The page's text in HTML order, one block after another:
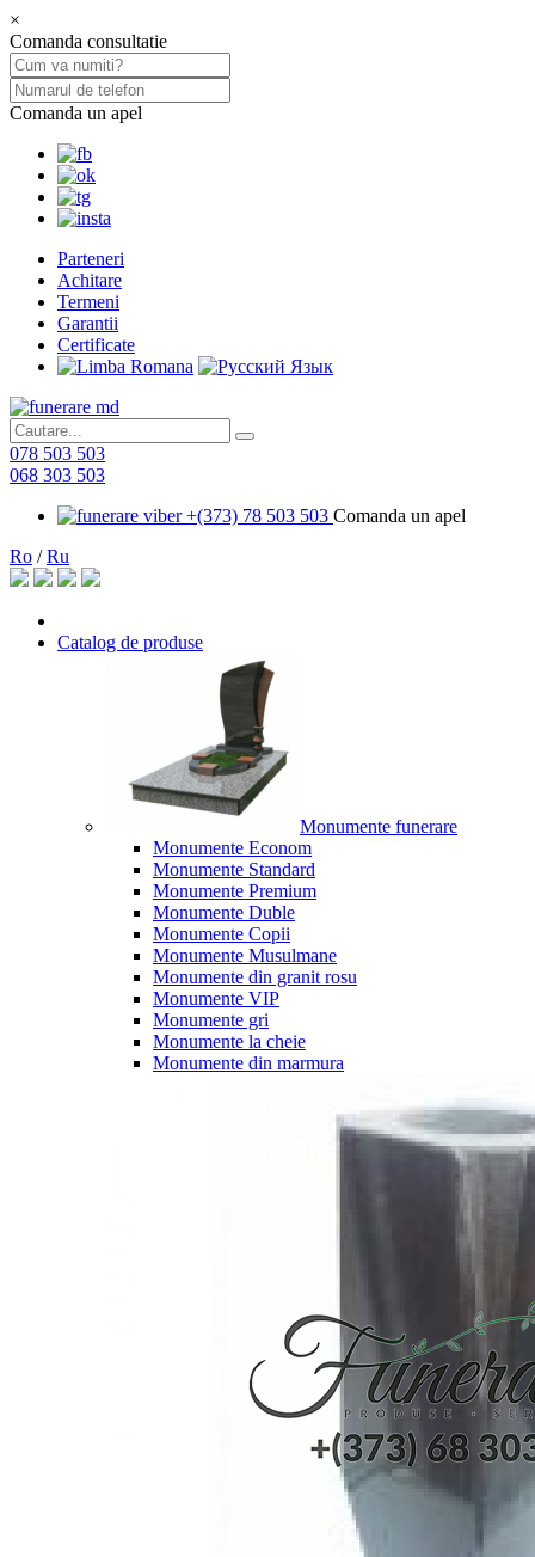
×
Comanda consultatie
Comanda un apel
Parteneri
Achitare
Termeni
Garantii
Certificate
078 503 503
068 303 503
+(373) 78 503 503 Comanda un apel
Ro /Ru
Catalog de produse
Monumente funerare
Monumente Econom
Monumente Standard
Monumente Premium
Monumente Duble
Monumente Copii
Monumente Musulmane
Monumente din granit rosu
Monumente VIP
Monumente gri
Monumente la cheie
Monumente din marmura